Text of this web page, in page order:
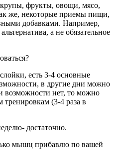
фрукты, овощи, мясо,
же, некоторые приемы пищи,
добавками. Например,
а не обязательное
есть 3-4 основные
в другие дни можно
возможности нет, то можно
тренировкам (3-4 раза в
достаточно.
мышц прибавлю по вашей